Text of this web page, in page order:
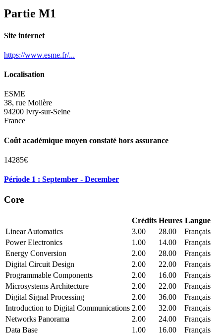
Partie M1
Site internet
https://www.esme.fr/...
Localisation
ESME
38, rue Molière
94200 Ivry-sur-Seine
France
Coût académique moyen constaté hors assurance
14285€
Période 1 : September - December
Core
Crédits Heures Langue
Linear Automatics
3.00 28.00
Français
Power Electronics
1.00 14.00
Français
Energy Conversion
2.00 28.00
Français
Digital Circuit Design
2.00 22.00
Français
Programmable Components
2.00 16.00
Français
Microsystems Architecture
2.00 22.00
Français
Digital Signal Processing
2.00 36.00
Français
Introduction to Digital Communications 2.00 32.00
Français
Networks Panorama
2.00 24.00
Français
Data Base
1.00 16.00
Français